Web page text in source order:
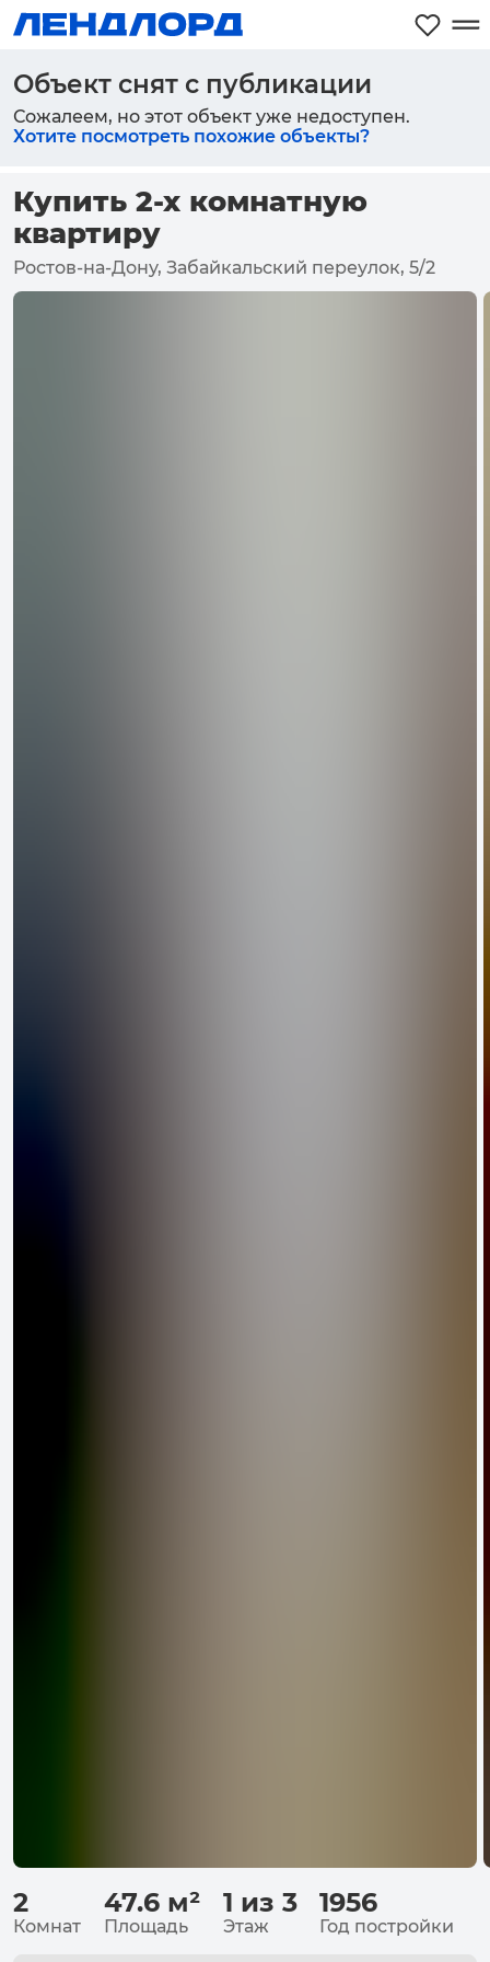
Объект снят с публикации
Сожалеем, но этот объект уже недоступен.
Хотите посмотреть похожие объекты?
Купить 2-х комнатную
квартиру
Ростов-на-Дону, Забайкальский переулок, 5/2
2
Комнат
47.6 м²
Площадь
1 из 3
Этаж
1956
Год постройки